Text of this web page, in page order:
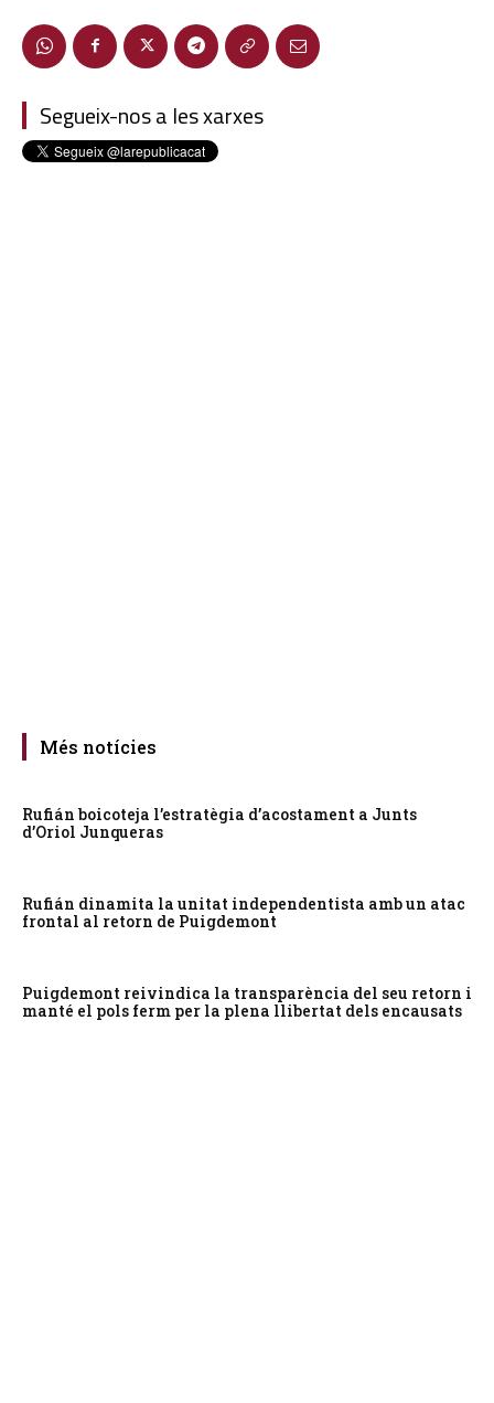
Segueix-nos a les xarxes
Més notícies
Rufián boicoteja l’estratègia d’acostament a Junts
d’Oriol Junqueras
Rufián dinamita la unitat independentista amb un atac
frontal al retorn de Puigdemont
Puigdemont reivindica la transparència del seu retorn i
manté el pols ferm per la plena llibertat dels encausats